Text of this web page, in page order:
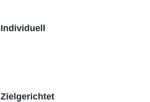
Individuell
Zielgerichtet